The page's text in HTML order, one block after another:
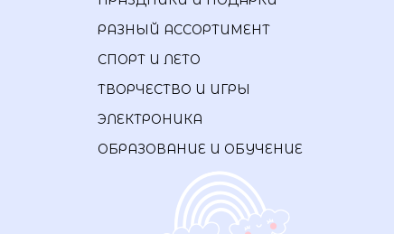
РАЗНЫЙ АССОРТИМЕНТ
СПОРТ И ЛЕТО
ТВОРЧЕСТВО И ИГРЫ
ЭЛЕКТРОНИКА
ОБРАЗОВАНИЕ И ОБУЧЕНИЕ